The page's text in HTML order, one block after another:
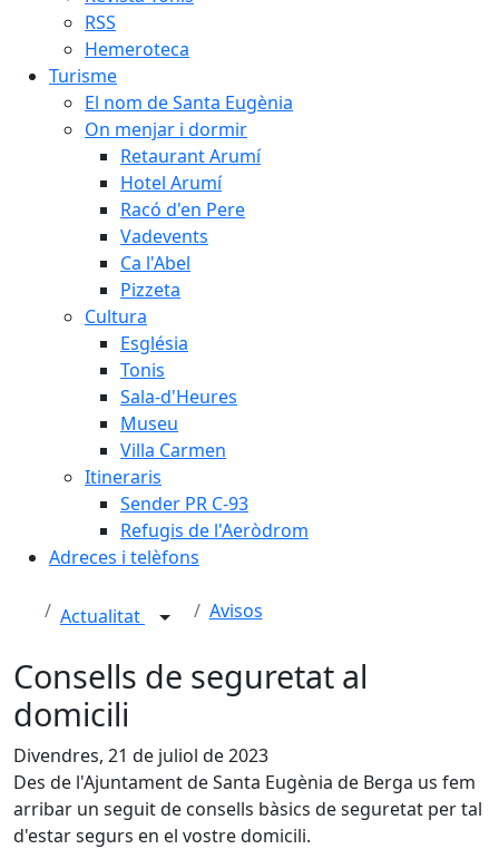
RSS
Hemeroteca
Turisme
El nom de Santa Eugènia
On menjar i dormir
Retaurant Arumí
Hotel Arumí
Racó d'en Pere
Vadevents
Ca l'Abel
Pizzeta
Cultura
Església
Tonis
Sala-d'Heures
Museu
Villa Carmen
Itineraris
Sender PR C-93
Refugis de l'Aeròdrom
Adreces i telèfons
Actualitat Avisos
Consells de seguretat al
domicili
Divendres, 21 de juliol de 2023
Des de l'Ajuntament de Santa Eugènia de Berga us fem
arribar un seguit de consells bàsics de seguretat per tal
d'estar segurs en el vostre domicili.